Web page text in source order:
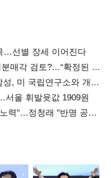
…선별 장세 이어진다
매각 검토?…“확정된 바
, 미 국립연구소와 개발
울 휘발윳값 1909원
력"…정청래 "반명 공세